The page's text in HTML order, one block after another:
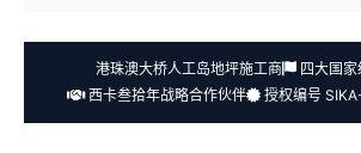
港珠澳大桥人工岛地坪施工商
四大国家
西卡叁拾年战略合作伙伴
授权编号